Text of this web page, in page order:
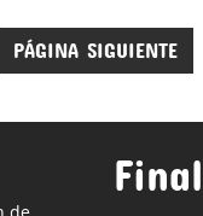
PÁGINA SIGUIENTE